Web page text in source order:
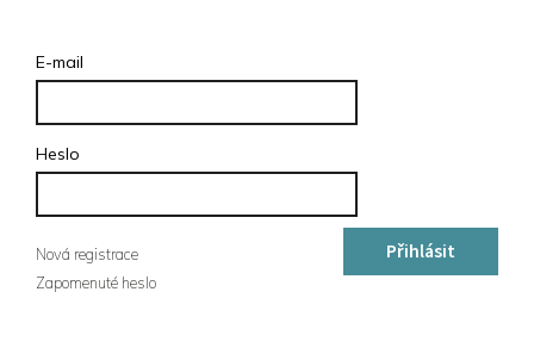
E-mail
Heslo
Přihlásit
Nová registrace
Zapomenuté heslo